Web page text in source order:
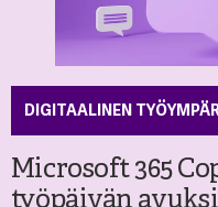
DIGITAALINEN
Microsoft 365